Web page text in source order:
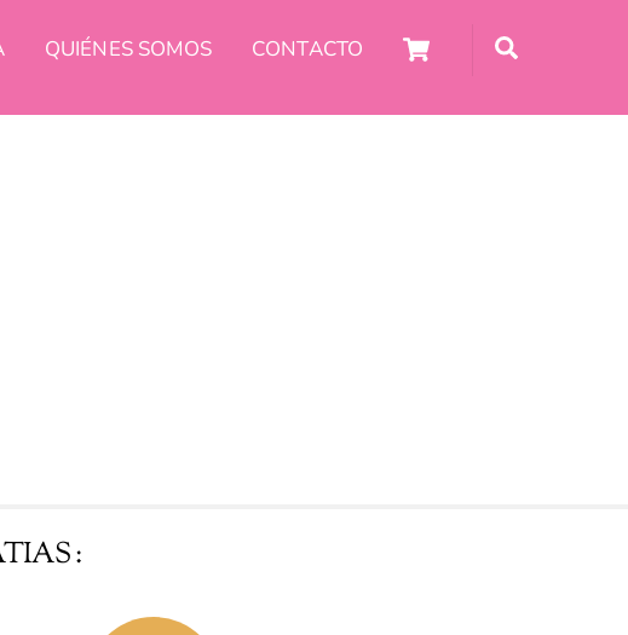
Carro
QUIÉNES SOMOS CONTACTO
: